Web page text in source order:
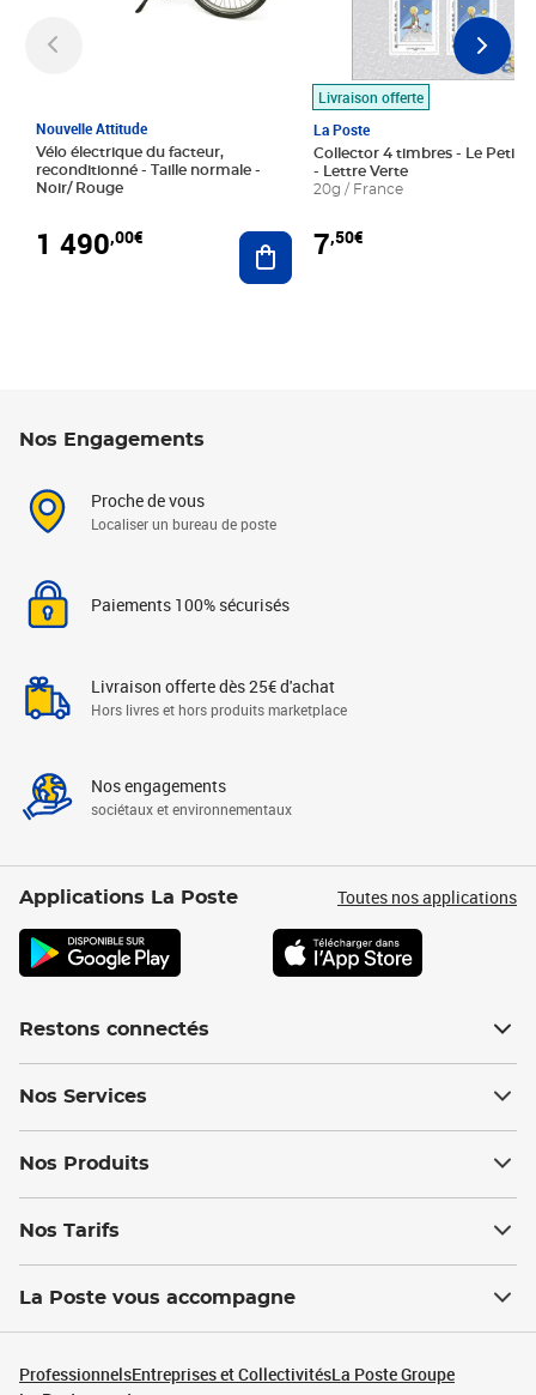
Nouvelle Attitude
Vélo électrique du facteur,
reconditionné - Taille normale -
Noir/ Rouge
1 490,00€ Ajouter au panier
Livraison offerte
La Poste
Collector 4 timbres - Le Petit
- Lettre Verte
20g / France
7,50€
Nos Engagements
Proche de vous
Localiser un bureau de poste
Paiements 100% sécurisés
Livraison offerte dès 25€ d'achat
Hors livres et hors produits marketplace
Nos engagements
sociétaux et environnementaux
Applications La Poste Toutes nos applications
Restons connectés
Nos Services
Nos Produits
Nos Tarifs
La Poste vous accompagne
ProfessionnelsEntreprises et CollectivitésLa Poste Groupe